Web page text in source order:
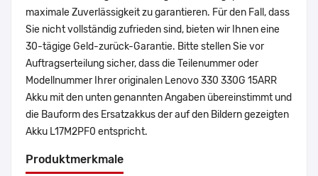
maximale Zuverlässigkeit zu garantieren. Für den Fall, dass
Sie nicht vollständig zufrieden sind, bieten wir Ihnen eine
30-tägige Geld-zurück-Garantie. Bitte stellen Sie vor
Auftragserteilung sicher, dass die Teilenummer oder
Modellnummer Ihrer originalen Lenovo 330 330G 15ARR
Akku mit den unten genannten Angaben übereinstimmt und
die Bauform des Ersatzakkus der auf den Bildern gezeigten
Akku L17M2PF0 entspricht.
Produktmerkmale